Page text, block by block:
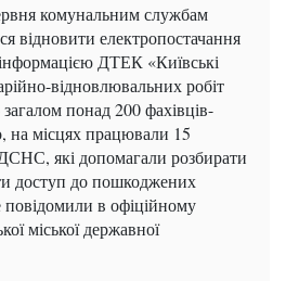
комунальним службам
відновити електропостачання
ДТЕК «Київські
відновлювальних робіт
понад 200 фахівців-
на місцях працювали 15
які допомагали розбирати
доступ до пошкоджених
в офіційному
міської державної